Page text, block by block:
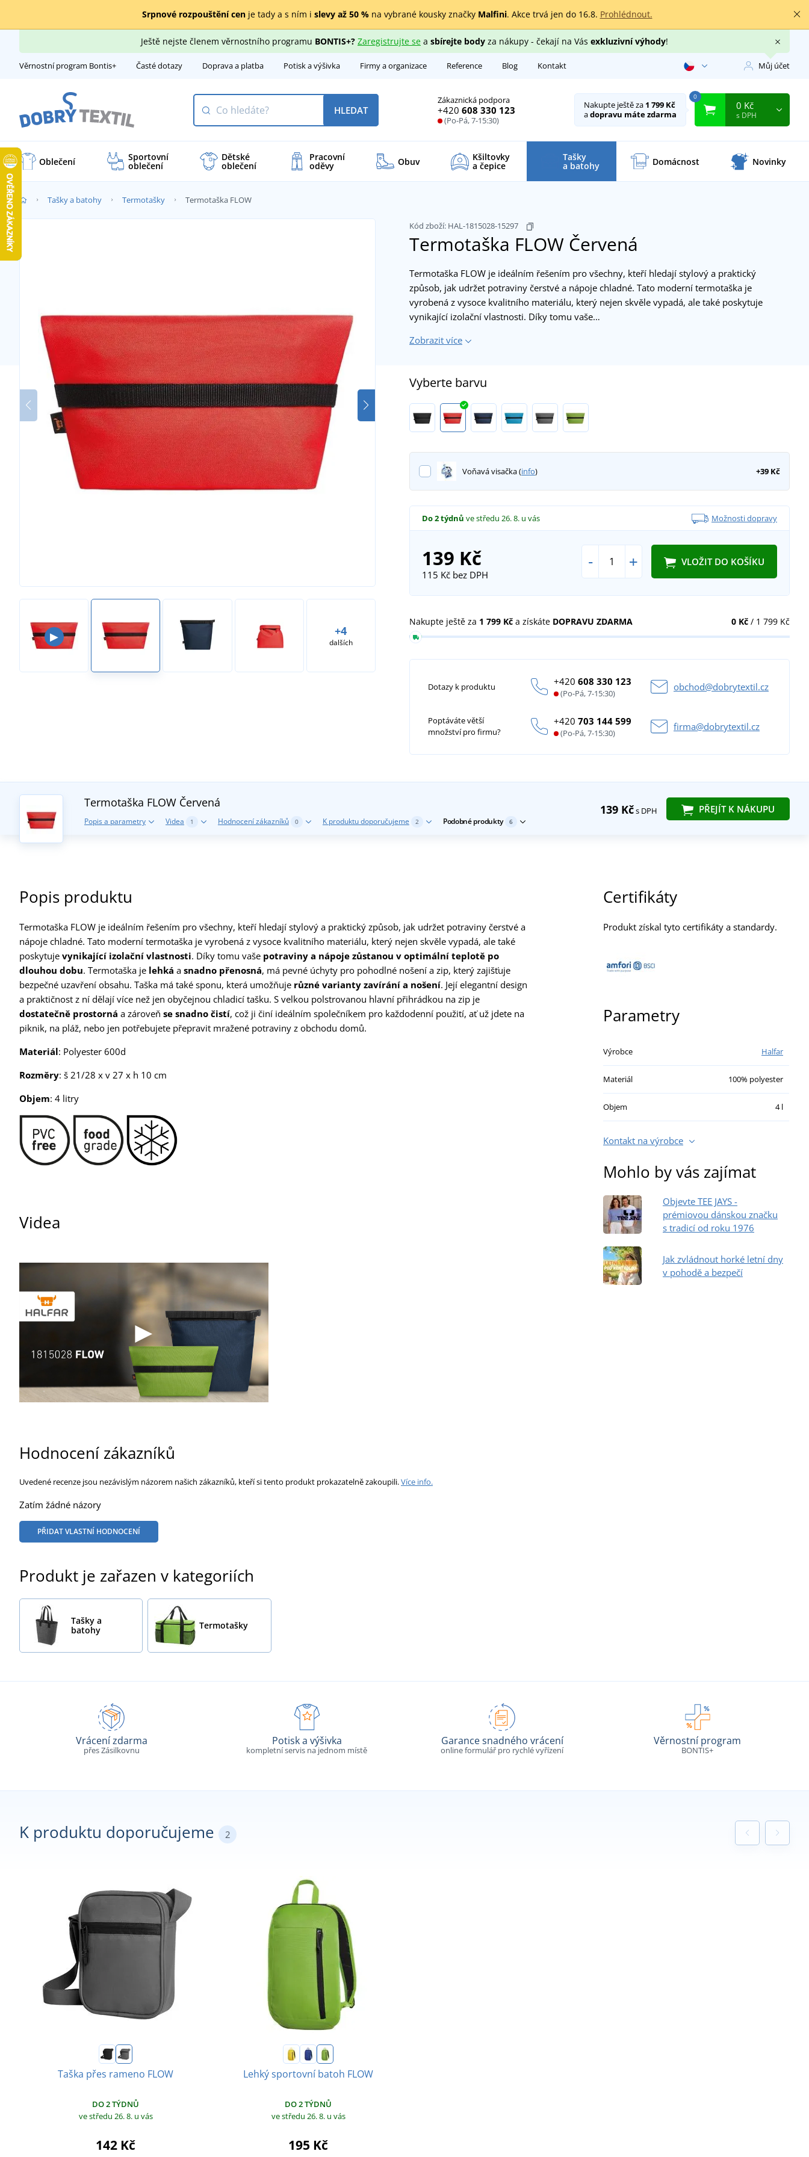
Srpnové rozpouštění cenje tady a s ním i slevy až 50 %na vybrané kousky značky Malfini. Akce trvá jen do 16.8. Prohlédnout.
Ještě nejste členem věrnostního programu BONTIS+? Zaregistrujte sea sbírejte bodyza nákupy - čekají na Vás exkluzivní výhody!
Věrnostní program Bontis+ Časté dotazy Doprava a platba Potisk a výšivka Firmy a organizace Reference Blog Kontakt Můj účet
Zákaznická podpora
+420 608 330 123
(Po-Pá, 7-15:30)
HLEDAT Nakupte ještě za 1 799 Kč
adopravu máte zdarma
0
0 Kč
s DPH
Oblečení Sportovní
oblečení
Dětské
oblečení
Pracovní
oděvy Obuv Kšiltovky
a čepice
Tašky
a batohy Domácnost Novinky
Tašky a batohy Termotašky Termotaška FLOW
Kód zboží: HAL-1815028-15297
Termotaška FLOW Červená
▶ +4
dalších
Termotaška FLOW je ideálním řešením pro všechny, kteří hledají stylový a praktický
způsob, jak udržet potraviny čerstvé a nápoje chladné. Tato moderní termotaška je
vyrobená z vysoce kvalitního materiálu, který nejen skvěle vypadá, ale také poskytuje
vynikající izolační vlastnosti. Díky tomu vaše…
Zobrazit více
Vyberte barvu
Voňavá visačka (info) +39 Kč
Do 2 týdnů ve středu 26. 8. u vás Možnosti dopravy
139 Kč
115 Kčbez DPH
- + VLOŽIT DO KOŠÍKU
0 Kč/ 1 799 Kč
Nakupte ještě za 1 799 Kč a získáte DOPRAVU ZDARMA
Dotazy k produktu +420608 330 123
(Po-Pá, 7-15:30)
obchod@dobrytextil.cz
Poptáváte větší
množství pro firmu?
+420703 144 599
(Po-Pá, 7-15:30)
firma@dobrytextil.cz
139 Kčs DPH PŘEJÍT K NÁKUPU
Termotaška FLOW Červená
Popis a parametry Videa 1 Hodnocení zákazníků 0 K produktu doporučujeme 2 Podobné produkty 6
Popis produktu
Termotaška FLOW je ideálním řešením pro všechny, kteří hledají stylový a praktický způsob, jak udržet potraviny čerstvé a
nápoje chladné. Tato moderní termotaška je vyrobená z vysoce kvalitního materiálu, který nejen skvěle vypadá, ale také
poskytuje vynikající izolační vlastnosti. Díky tomu vaše potraviny a nápoje zůstanou v optimální teplotě po
dlouhou dobu. Termotaška je lehká a snadno přenosná, má pevné úchyty pro pohodlné nošení a zip, který zajišťuje
bezpečné uzavření obsahu. Taška má také sponu, která umožňuje různé varianty zavírání a nošení. Její elegantní design
a praktičnost z ní dělají více než jen obyčejnou chladicí tašku. S velkou polstrovanou hlavní přihrádkou na zip je
dostatečně prostorná a zároveň se snadno čistí, což ji činí ideálním společníkem pro každodenní použití, ať už jdete na
piknik, na pláž, nebo jen potřebujete přepravit mražené potraviny z obchodu domů.
Materiál: Polyester 600d
Rozměry: š 21/28 x v 27 x h 10 cm
Objem: 4 litry
Videa
Hodnocení zákazníků
Uvedené recenze jsou nezávislým názorem našich zákazníků, kteří si tento produkt prokazatelně zakoupili.Více info.
Zatím žádné názory
PŘIDAT VLASTNÍ HODNOCENÍ
Produkt je zařazen v kategoriích
Tašky a
batohy
Termotašky
Certifikáty
Produkt získal tyto certifikáty a standardy.
Parametry
Výrobce Halfar
Materiál 100% polyester
Objem 4 l
Kontakt na výrobce
Mohlo by vás zajímat
Objevte TEE JAYS -
prémiovou dánskou značku
s tradicí od roku 1976
Jak zvládnout horké letní dny
v pohodě a bezpečí
Vrácení zdarma
přes Zásilkovnu
Potisk a výšivka
kompletní servis na jednom místě
Garance snadného vrácení
online formulář pro rychlé vyřízení
Věrnostní program
BONTIS+
K produktu doporučujeme 2
Taška přes rameno FLOW
DO 2 TÝDNŮ
ve středu 26. 8. u vás
142 Kč
Lehký sportovní batoh FLOW
DO 2 TÝDNŮ
ve středu 26. 8. u vás
195 Kč